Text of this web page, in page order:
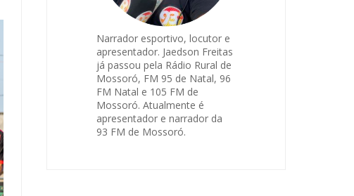
Narrador esportivo, locutor e
apresentador. Jaedson Freitas
já passou pela Rádio Rural de
Mossoró, FM 95 de Natal, 96
FM Natal e 105 FM de
Mossoró. Atualmente é
apresentador e narrador da
93 FM de Mossoró.